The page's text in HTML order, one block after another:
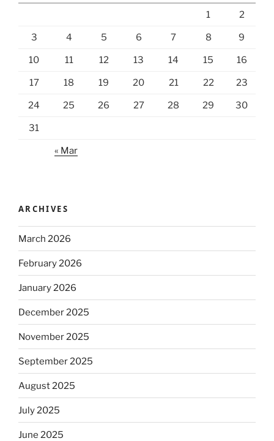
1 2
3 4 5 6 7 8 9
10 11 12 13 14 15 16
17 18 19 20 21 22 23
24 25 26 27 28 29 30
31
« Mar
ARCHIVES
March 2026
February 2026
January 2026
December 2025
November 2025
September 2025
August 2025
July 2025
June 2025